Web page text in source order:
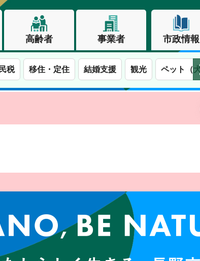
高齢者 事業者 市政情報
税 移住・定住 結婚支援 観光 ペット（
、わたしらしく生きる。長野市